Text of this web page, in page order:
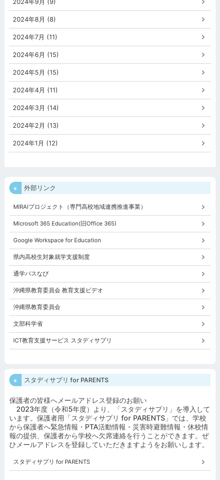
2024年9月 (9)
2024年8月 (8)
2024年7月 (11)
2024年6月 (15)
2024年5月 (15)
2024年4月 (11)
2024年3月 (14)
2024年2月 (13)
2024年1月 (12)
外部リンク
MIRAIプロジェクト（専門高校地域連携推進事業）
Microsoft 365 Education(旧Office 365)
Google Workspace for Education
県内高校生対象就学支援制度
通学バスなび
沖縄県教育委員会 教育支援ビデオ
沖縄県教育委員会
文部科学省
ICT教育支援サービス スタディサプリ
スタディサプリ for PARENTS
保護者の皆様へメールアドレス登録のお願い
2023年度（令和5年度）より、「スタディサプリ」を導入して
います。保護者用「スタディサプリ for PARENTS」では、学校
から保護者へ緊急情報・PTA活動情報・災害時避難情報・休校情
報の提供、保護者から学校へ欠席連絡を行うことができます。ぜ
ひメールアドレスを登録していただきますようをお願いします。
スタディサプリ for PARENTS